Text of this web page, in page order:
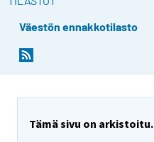
Väestön ennakkotilasto
Tämä sivu on arkistoitu.